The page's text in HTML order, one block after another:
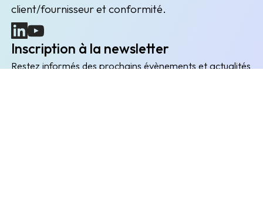
client/fournisseur et conformité.
(nouvelle fenêtre)
(nouvelle fenêtre)
Inscription à la newsletter
Restez informés des prochains évènements et actualités